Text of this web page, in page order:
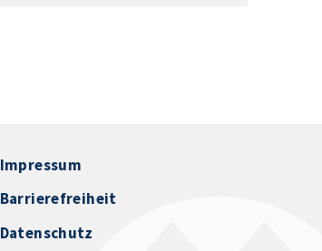
Impressum
Barrierefreiheit
Datenschutz